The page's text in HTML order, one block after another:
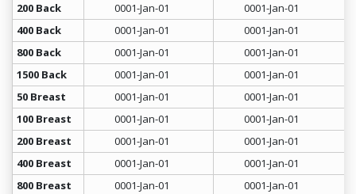
200 Back
0001-Jan-01
0001-Jan-01
400 Back
0001-Jan-01
0001-Jan-01
800 Back
0001-Jan-01
0001-Jan-01
1500 Back
0001-Jan-01
0001-Jan-01
50 Breast
0001-Jan-01
0001-Jan-01
100 Breast
0001-Jan-01
0001-Jan-01
200 Breast
0001-Jan-01
0001-Jan-01
400 Breast
0001-Jan-01
0001-Jan-01
800 Breast
0001-Jan-01
0001-Jan-01